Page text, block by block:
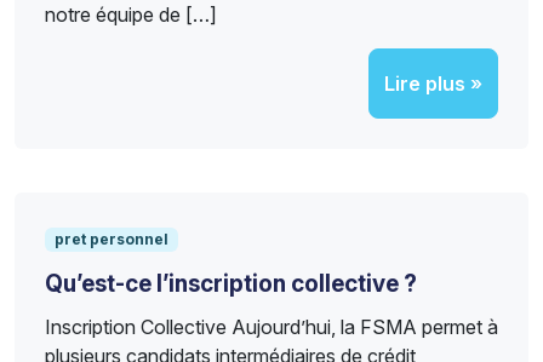
notre équipe de […]
Lire plus »
pret personnel
Qu’est-ce l’inscription collective ?
Inscription Collective Aujourd’hui, la FSMA permet à
plusieurs candidats intermédiaires de crédit